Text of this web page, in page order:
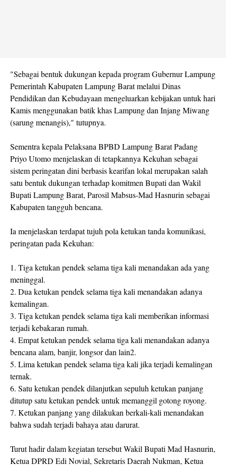
"Sebagai bentuk dukungan kepada program Gubernur Lampung
Pemerintah Kabupaten Lampung Barat melalui Dinas
Pendidikan dan Kebudayaan mengeluarkan kebijakan untuk hari
Kamis menggunakan batik khas Lampung dan Injang Miwang
(sarung menangis)," tutupnya.
Sementra kepala Pelaksana BPBD Lampung Barat Padang
Priyo Utomo menjelaskan di tetapkannya Kekuhan sebagai
sistem peringatan dini berbasis kearifan lokal merupakan salah
satu bentuk dukungan terhadap komitmen Bupati dan Wakil
Bupati Lampung Barat, Parosil Mabsus-Mad Hasnurin sebagai
Kabupaten tangguh bencana.
Ia menjelaskan terdapat tujuh pola ketukan tanda komunikasi,
peringatan pada Kekuhan:
1. Tiga ketukan pendek selama tiga kali menandakan ada yang
meninggal.
2. Dua ketukan pendek selama tiga kali menandakan adanya
kemalingan.
3. Tiga ketukan pendek selama tiga kali memberikan informasi
terjadi kebakaran rumah.
4. Empat ketukan pendek selama tiga kali menandakan adanya
bencana alam, banjir, longsor dan lain2.
5. Lima ketukan pendek selama tiga kali jika terjadi kemalingan
ternak.
6. Satu ketukan pendek dilanjutkan sepuluh ketukan panjang
ditutup satu ketukan pendek untuk memanggil gotong royong.
7. Ketukan panjang yang dilakukan berkali-kali menandakan
bahwa sudah terjadi bahaya atau darurat.
Turut hadir dalam kegiatan tersebut Wakil Bupati Mad Hasnurin,
Ketua DPRD Edi Novial, Sekretaris Daerah Nukman, Ketua